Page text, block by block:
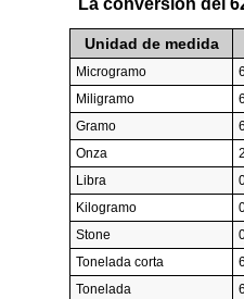
La conversión del
Unidad de medida
Microgramo
Miligramo
Gramo
Onza
Libra
Kilogramo
Stone
Tonelada corta
Tonelada